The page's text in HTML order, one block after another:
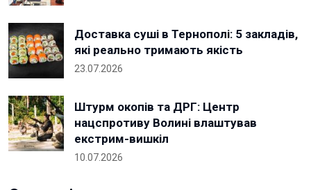
Доставка суші в Тернополі: 5 закладів,
які реально тримають якість
23.07.2026
Штурм окопів та ДРГ: Центр
нацспротиву Волині влаштував
екстрим-вишкіл
10.07.2026